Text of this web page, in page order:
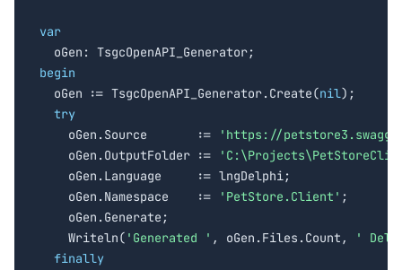
var
begin
oGen := TsgcOpenAPI_Generator.Create(nil);
try
    oGen.Source       :=
'https://
    oGen.OutputFolder :=
    oGen.Language     := lngDelphi;
    oGen.Namespace    :=
'PetStore.Client' ;
    oGen.Generate;
    Writeln(
'Generated ' , oGen.Files.Count,
'
finally